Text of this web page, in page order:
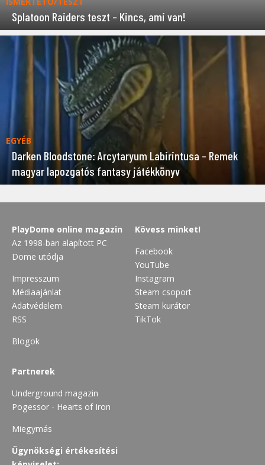
Splatoon Raiders teszt – Kincs, ami van!
EGYÉB
Darken Bloodstone: Arcytaryum Labirintusa – Remek
magyar lapozgatós fantasy játékkönyv
PlayDome online magazin
Az 1998-ban alapított PC
Dome utódja
Impresszum
Médiaajánlat
Adatvédelem
RSS
Blogok
Kövess minket!
Facebook
YouTube
Instagram
Steam csoport
Steam kurátor
TikTok
Partnerek
Underground magazin
Pogessor - Hearts of Iron
Miegymás
Ügynökségi értékesítési